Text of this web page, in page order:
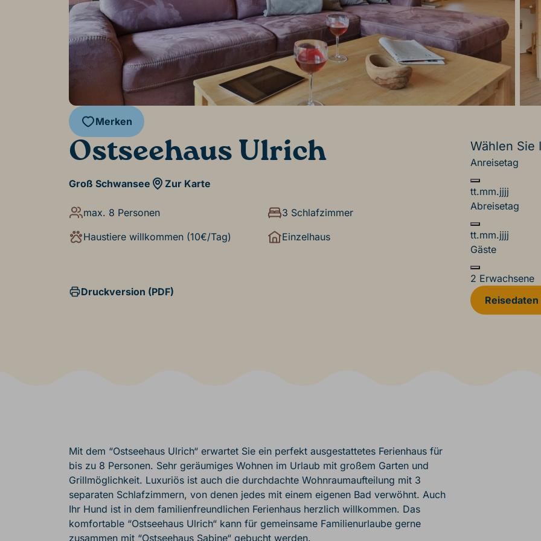
Merken
Ostseehaus Ulrich
Groß Schwansee Zur Karte
max. 8 Personen
3 Schlafzimmer
Haustiere willkommen (10€/Tag)
Einzelhaus
Druckversion (PDF)
Wählen Sie
Anreisetag
tt.mm.jjjj
Abreisetag
tt.mm.jjjj
Gäste
2 Erwachsene
Mit dem “Ostseehaus Ulrich“ erwartet Sie ein perfekt ausgestattetes Ferienhaus für
bis zu 8 Personen. Sehr geräumiges Wohnen im Urlaub mit großem Garten und
Grillmöglichkeit. Luxuriös ist auch die durchdachte Wohnraumaufteilung mit 3
separaten Schlafzimmern, von denen jedes mit einem eigenen Bad verwöhnt. Auch
Ihr Hund ist in dem familienfreundlichen Ferienhaus herzlich willkommen. Das
komfortable “Ostseehaus Ulrich“ kann für gemeinsame Familienurlaube gerne
zusammen mit “Ostseehaus Sabine“ gebucht werden.